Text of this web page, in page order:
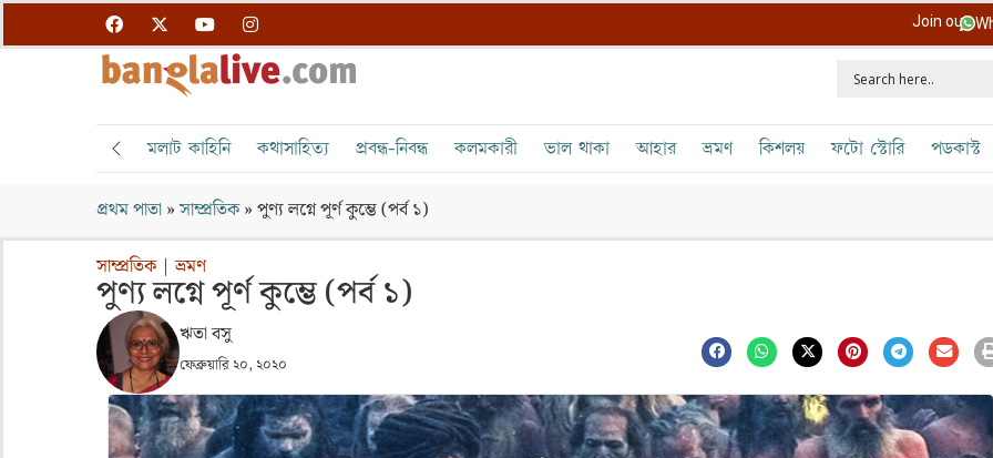
Join our
মলাট কাহিনি কথাসাহিত্য প্রবন্ধ-নিবন্ধ কলমকারী ভাল থাকা আহার ভ্রমণ কিশলয় ফটো স্টোরি পডকাস্ট
প্রথম পাতা »সাম্প্রতিক»পুণ্য লগ্নে পূর্ণ কুম্ভে (পর্ব ১)
সাম্প্রতিক|ভ্রমণ
পুণ্য লগ্নে পূর্ণ কুম্ভে (পর্ব ১)
ঋতা বসু
ফেব্রুয়ারি ২০, ২০২০